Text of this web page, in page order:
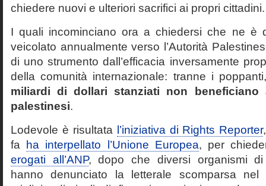
chiedere nuovi e ulteriori sacrifici ai propri cittadini.
I quali incominciano ora a chiedersi che ne è
veicolato annualmente verso l’Autorità
di uno strumento dall’efficacia inversamente
della comunità internazionale: tranne i
miliardi di dollari stanziati non beneficiano
palestinesi.
Lodevole è risultata l’iniziativa di Rights Reporter
fa ha interpellato l’Unione Europea, per
erogati all’ANP, dopo che diversi organismi di
hanno denunciato la letterale scomparsa